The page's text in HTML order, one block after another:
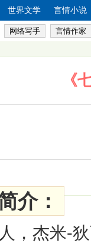
世界文学 言情小说
网络写手 言情作家
《
介：
，杰米-